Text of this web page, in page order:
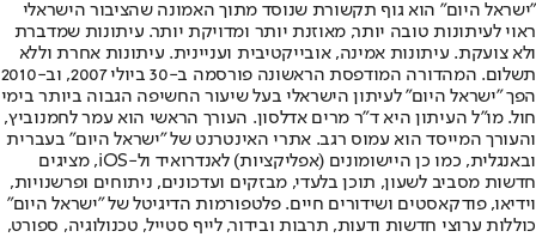
"ישראל היום" הוא גוף תקשורת שנוסד מתוך האמונה שהציבור הישראלי
ראוי לעיתונות טובה יותר, מאוזנת יותר ומדויקת יותר. עיתונות שמדברת
ולא צועקת. עיתונות אמינה, אובייקטיבית ועניינית. עיתונות אחרת וללא
תשלום. המהדורה המודפסת הראשונה פורסמה ב-30 ביולי 2007, וב-2010
הפך "ישראל היום" לעיתון הישראלי בעל שיעור החשיפה הגבוה ביותר בימי
חול. מו"ל העיתון היא ד"ר מרים אדלסון. העורך הראשי הוא עמר לחמנוביץ,
והעורך המייסד הוא עמוס רגב. אתרי האינטרנט של "ישראל היום" בעברית
ובאנגלית, כמו כן היישומונים (אפליקציות) לאנדרואיד ול-iOS, מציגים
חדשות מסביב לשעון, תוכן בלעדי, מבזקים ועדכונים, ניתוחים ופרשנויות,
וידיאו, פודקאסטים ושידורים חיים. פלטפורמות הדיגיטל של "ישראל היום"
כוללות ערוצי חדשות ודעות, תרבות ובידור, לייף סטייל, טכנולוגיה, ספורט,